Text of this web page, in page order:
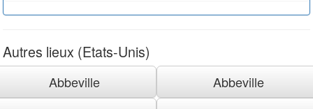
Autres lieux (Etats-Unis)
Abbeville
Abbeville